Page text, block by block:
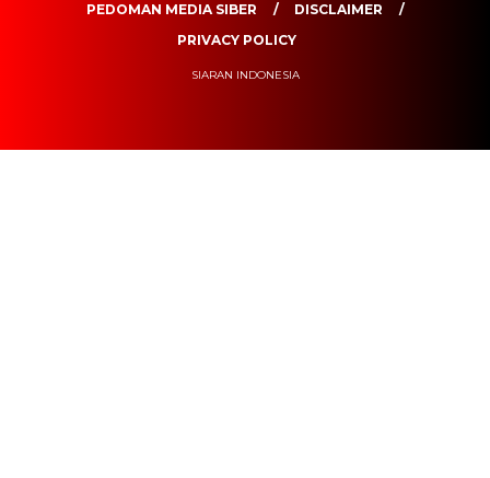
PEDOMAN MEDIA SIBER
DISCLAIMER
PRIVACY POLICY
SIARAN INDONESIA